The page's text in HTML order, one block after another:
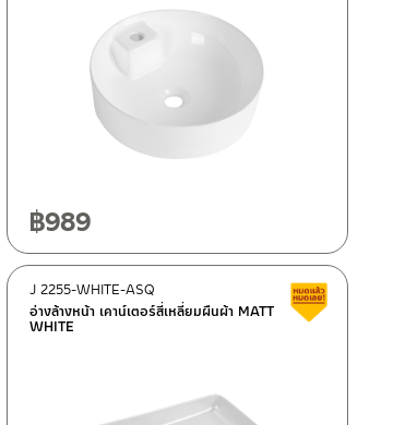
฿989
Clearance sale
อ่างล้างหน้า เคาน์เตอร์สี่เหลี่ยมผืนผ้า MATT
WHITE
J 2255-WHITE-ASQ